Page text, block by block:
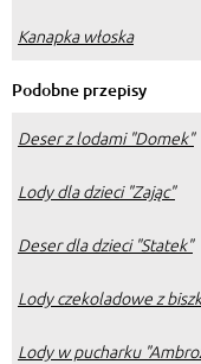
Kanapka włoska
Podobne przepisy
Deser z lodami "Domek"
Lody dla dzieci "Zając"
Deser dla dzieci "Statek"
Lody czekoladowe z
Lody w pucharku